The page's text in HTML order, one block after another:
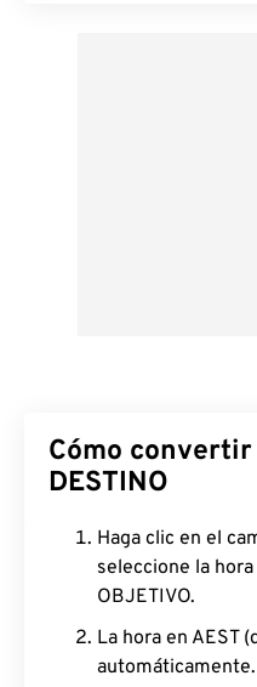
Cómo convertir
DESTINO
Haga clic en el
seleccione la
OBJETIVO.
La hora en AEST
automáticamente.